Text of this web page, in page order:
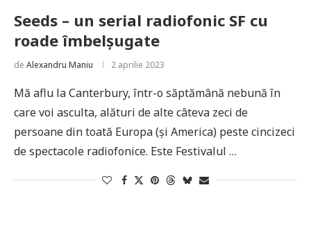
Seeds – un serial radiofonic SF cu
roade îmbelșugate
de Alexandru Maniu 2 aprilie 2023
Mă aflu la Canterbury, într-o săptămână nebună în
care voi asculta, alături de alte câteva zeci de
persoane din toată Europa (și America) peste cincizeci
de spectacole radiofonice. Este Festivalul …